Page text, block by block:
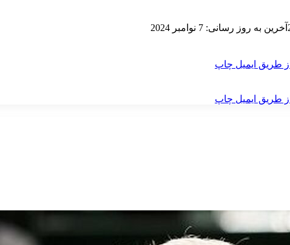
آخرین به روز رسانی: 7 نوامبر 2024
طریق ایمیل چاپ
طریق ایمیل چاپ